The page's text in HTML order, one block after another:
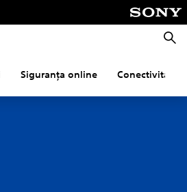
Siguranța online Conectivitate